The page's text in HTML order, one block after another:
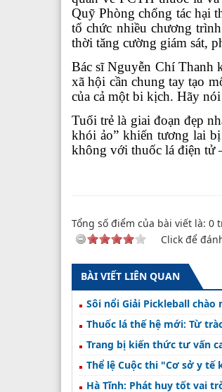
Quỹ Phòng chống tác hại
tổ chức nhiều chương
thời tăng cường giám sát,
Bác sĩ Nguyễn Chí Thanh
xã hội cần chung tay tạo
của cả một bi kịch. Hãy
Tuổi trẻ là giai đoạn đẹp
khói ảo” khiến tương lai
không với thuốc lá điện tử
Tổng số điểm của bài viết là: 0
Click để
BÀI VIẾT LIÊN QUAN
Sôi nổi Giải Pickleball
Thuốc lá thế hệ mới: Từ
Trang bị kiến thức tư vấn
Thể lệ Cuộc thi "Cơ sở y
Hà Tĩnh: Phát huy tốt vai